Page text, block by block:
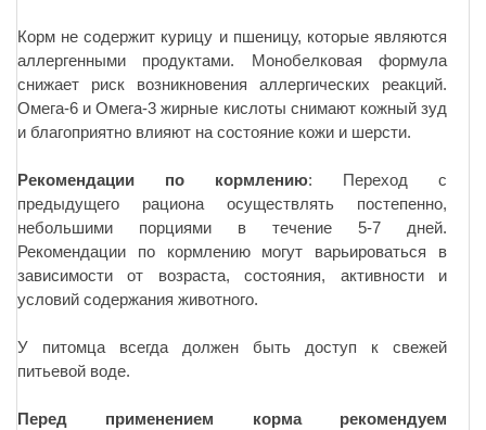
Корм не содержит курицу и пшеницу, которые являются
аллергенными продуктами. Монобелковая формула
снижает риск возникновения аллергических реакций.
Омега-6 и Омега-3 жирные кислоты снимают кожный зуд
и благоприятно влияют на состояние кожи и шерсти.
Рекомендации по кормлению: Переход с
предыдущего рациона осуществлять постепенно,
небольшими порциями в течение 5-7 дней.
Рекомендации по кормлению могут варьироваться в
зависимости от возраста, состояния, активности и
условий содержания животного.
У питомца всегда должен быть доступ к свежей
питьевой воде.
Перед применением корма рекомендуем